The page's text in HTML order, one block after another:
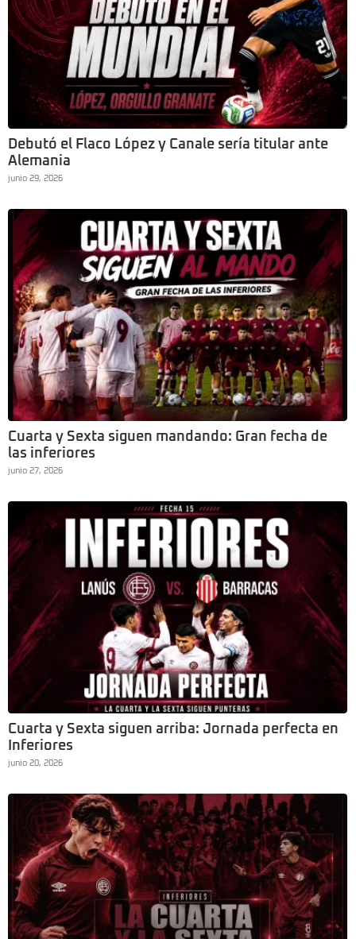
Debutó el Flaco López y Canale sería titular ante
Alemania
junio 29, 2026
Cuarta y Sexta siguen mandando: Gran fecha de
las inferiores
junio 27, 2026
Cuarta y Sexta siguen arriba: Jornada perfecta en
Inferiores
junio 20, 2026